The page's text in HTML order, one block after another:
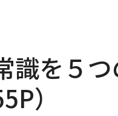
識を５
）